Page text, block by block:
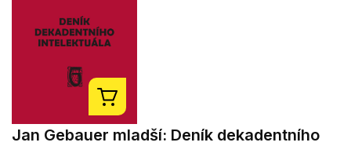
Jan Gebauer mladší: Deník dekadentního